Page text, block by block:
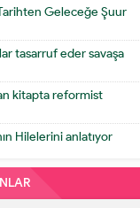
Geleceğe Şuur
tasarruf eder savaşa
kitapta reformist
Hilelerini anlatıyor